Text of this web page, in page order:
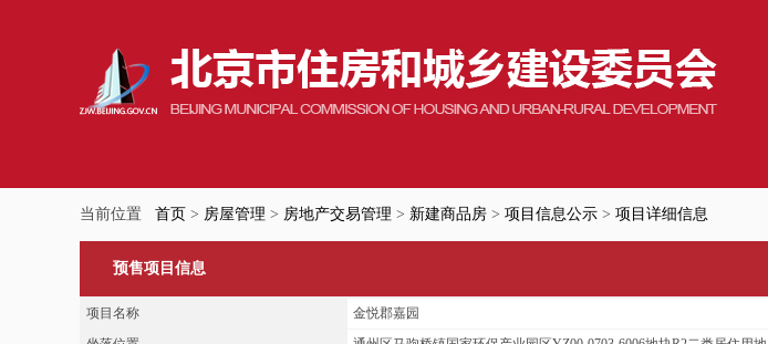
当前位置 首页 > 房屋管理 > 房地产交易管理 > 新建商品房 > 项目信息公示 > 项目详细信息
预售项目信息
项目名称
金悦郡嘉园